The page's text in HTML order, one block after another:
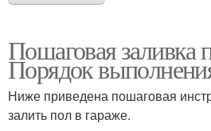
Пошаговая заливка
Порядок
Ниже приведена пошаговая
залить пол в гараже.